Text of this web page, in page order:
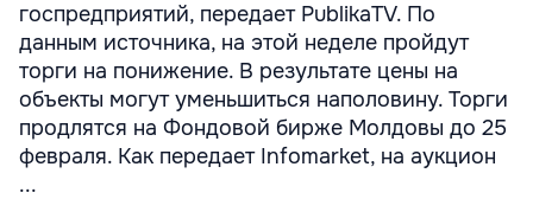
госпредприятий, передает PublikaTV. По
данным источника, на этой неделе пройдут
торги на понижение. В результате цены на
объекты могут уменьшиться наполовину. Торги
продлятся на Фондовой бирже Молдовы до 25
февраля. Как передает Infomarket, на аукцион
...